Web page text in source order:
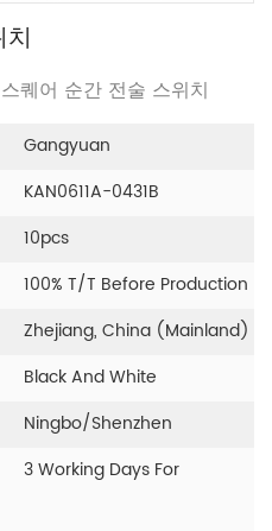
퀘어 순간 전술 스위치
Gangyuan
KAN0611A-0431B
10pcs
100% T/T Before Production
Zhejiang, China (Mainland)
Black And White
Ningbo/Shenzhen
3 Working Days For